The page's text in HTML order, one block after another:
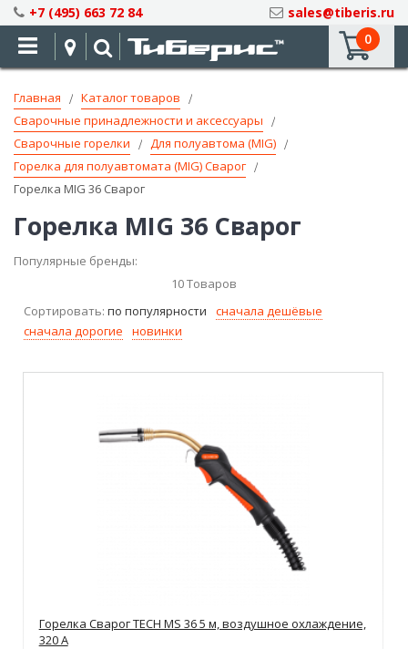
Skip
to
Content
+7 (495) 663 72 84
sales@tiberis.ru
0
Главная
Каталог товаров
Сварочные принадлежности и аксессуары
Сварочные горелки
Для полуавтома (MIG)
Горелка для полуавтомата (MIG) Сварог
Горелка MIG 36 Сварог
Горелка MIG 36 Сварог
Популярные бренды:
10Товаров
Сортировать: по популярности
сначала дешёвые
сначала дорогие
новинки
Горелка Сварог TECH MS 36 5 м, воздушное охлаждение,
320 А